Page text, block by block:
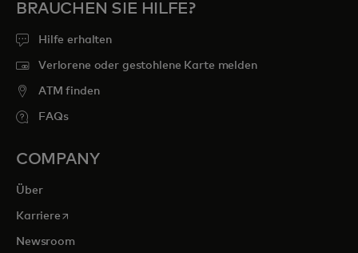
BRAUCHEN SIE HILFE?
Hilfe erhalten
Verlorene oder gestohlene Karte melden
ATM finden
FAQs
COMPANY
Über
Karrierewird in einer neuen Registerkarte geöffnet
Newsroom